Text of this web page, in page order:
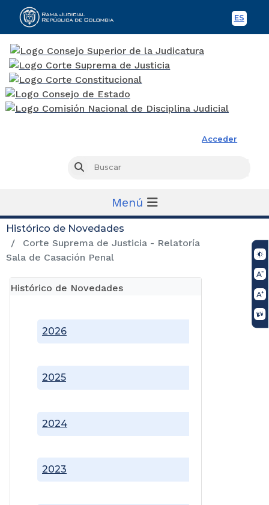
ES
Acceder
Buscar
Menú
Histórico de Novedades
Corte Suprema de Justicia - Relatoría
Sala de Casación Penal
Histórico de Novedades
2023
2024
2025
2026